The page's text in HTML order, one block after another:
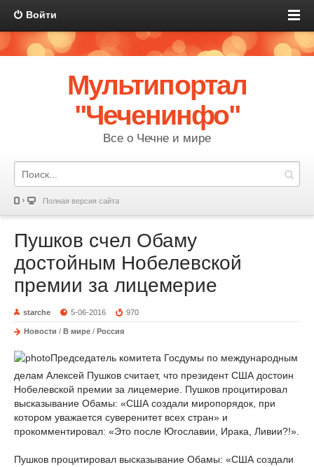
Войти
Мультипортал
"Чеченинфо"
Все о Чечне и мире
Полная версия сайта
Пушков счел Обаму
достойным Нобелевской
премии за лицемерие
starche 5-06-2016 970
Новости / В мире / Россия
Председатель комитета Госдумы по международным
делам Алексей Пушков считает, что президент США достоин
Нобелевской премии за лицемерие. Пушков процитировал
высказывание Обамы: «США создали миропорядок, при
котором уважается суверенитет всех стран» и
прокомментировал: «Это после Югославии, Ирака, Ливии?!».
Пушков процитировал высказывание Обамы: «США создали